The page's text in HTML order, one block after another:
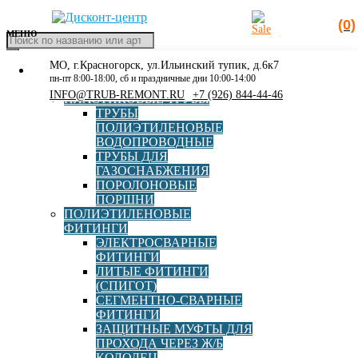
(0)
Поиск
товаров
МЕНЮ
КАТАЛОГ
РАСПРОДАЖА
ПЛАСТИКОВЫЕ ТРУБЫ
ТРУБЫ
ПОЛИЭТИЛЕНОВЫЕ
ВОДОПРОВОДНЫЕ
ТРУБЫ ДЛЯ
ГАЗОСНАБЖЕНИЯ
ПОРОЛОНОВЫЕ
ПОРШНИ
ПОЛИЭТИЛЕНОВЫЕ
ФИТИНГИ
ЭЛЕКТРОСВАРНЫЕ
ФИТИНГИ
ЛИТЫЕ ФИТИНГИ
(СПИГОТ)
СЕГМЕНТНО-СВАРНЫЕ
ФИТИНГИ
ЗАЩИТНЫЕ МУФТЫ ДЛЯ
ПРОХОДА ЧЕРЕЗ Ж/Б
МО, г.Красногорск, ул.Ильинский тупик, д.6к7
пн-пт 8:00-18:00, сб и праздничные дни 10:00-14:00
INFO@TRUB-REMONT.RU +7 (926) 844-44-46
Главная »Каталог» Полиэтиленовые фитинги
Электросварные фитинги»Муфта электросварная
EUROSTANDARD d75 SDR11
Муфта электросварная
EUROSTANDARD d75 SDR11
2100160075
Бренд
Страна